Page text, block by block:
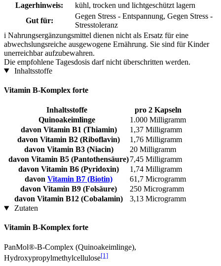
Lagerhinweis:
kühl, trocken und lichtgeschützt lagern
Gut für:
Gegen Stress - Entspannung, Gegen Stress -
Stresstoleranz
i Nahrungsergänzungsmittel dienen nicht als Ersatz für eine
abwechslungsreiche ausgewogene Ernährung. Sie sind für Kinder
unerreichbar aufzubewahren.
Die empfohlene Tagesdosis darf nicht überschritten werden.
Inhaltsstoffe
Vitamin B-Komplex forte
Inhaltsstoffe
pro 2 Kapseln
Quinoakeimlinge
1.000 Milligramm
davon Vitamin B1 (Thiamin)
1,37 Milligramm
davon Vitamin B2 (Riboflavin)
1,76 Milligramm
davon Vitamin B3 (Niacin)
20 Milligramm
davon Vitamin B5 (Pantothensäure)7,45 Milligramm
davon Vitamin B6 (Pyridoxin)
1,74 Milligramm
davon Vitamin B7 (Biotin)
61,7 Microgramm
davon Vitamin B9 (Folsäure)
250 Microgramm
davon Vitamin B12 (Cobalamin)
3,13 Microgramm
Zutaten
Vitamin B-Komplex forte
PanMol®-B-Complex (Quinoakeimlinge),
Hydroxypropylmethylcellulose[1]